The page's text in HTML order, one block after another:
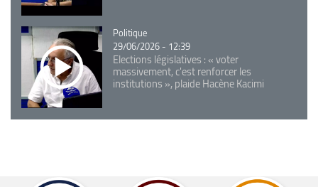
Catégorie
Politique
29/06/2026 - 12:39
Elections législatives : « voter
massivement, c'est renforcer les
institutions », plaide Hacène Kacimi